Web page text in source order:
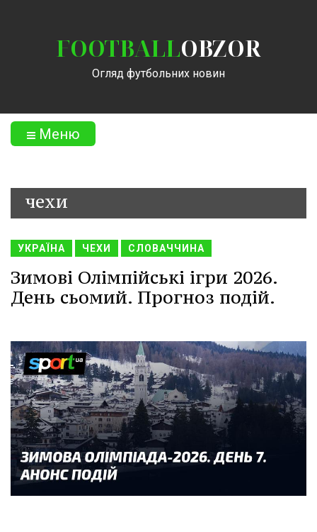
FOOTBALLOBZOR
Огляд футбольних новин
Меню
чехи
УКРАЇНА ЧЕХИ СЛОВАЧЧИНА
Зимові Олімпійські ігри 2026.
День сьомий. Прогноз подій.